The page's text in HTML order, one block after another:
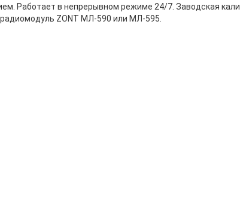
Работает в непрерывном режиме 24/7. Заводская
ZONT МЛ-590 или МЛ-595.